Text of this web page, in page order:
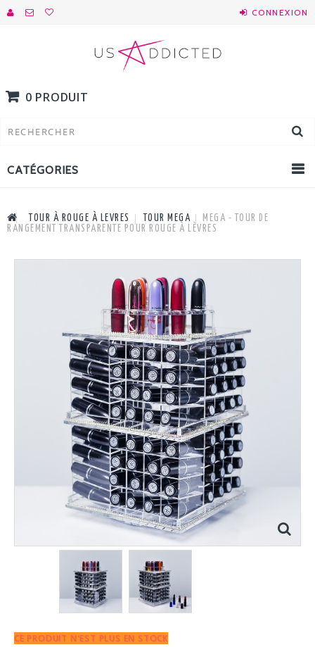
CONNEXION
0 PRODUIT
CATÉGORIES
TOUR À ROUGE À LEVRES TOUR MEGA
MEGA - TOUR DE
RANGEMENT TRANSPARENTE POUR ROUGE À LÈVRES
CE PRODUIT N'EST PLUS EN STOCK